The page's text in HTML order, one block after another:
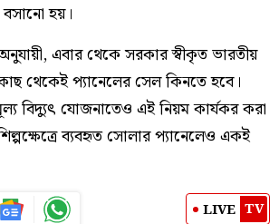
হয়।
এবার থেকে সরকার স্বীকৃত ভারতীয়
থেকেই প্যানেলের সেল কিনতে হবে।
বিদ্যুৎ যোজনাতেও এই নিয়ম কার্যকর করা
ব্যবহৃত সোলার প্যানেলেও একই
LIVE TV